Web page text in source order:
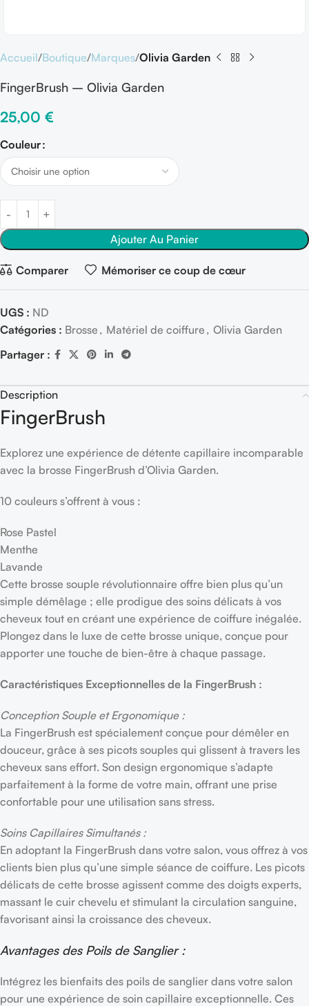
Accueil Boutique Marques Olivia Garden
FingerBrush – Olivia Garden
25,00 €
Couleur
Ajouter Au Panier
Comparer Mémoriser ce coup de cœur
UGS : ND
Catégories : Brosse , Matériel de coiffure , Olivia Garden
Partager :
Description
FingerBrush
Explorez une expérience de détente capillaire incomparable
avec la brosse FingerBrush d’Olivia Garden.
10 couleurs s’offrent à vous :
Rose Pastel
Menthe
Lavande
Cette brosse souple révolutionnaire offre bien plus qu’un
simple démêlage ; elle prodigue des soins délicats à vos
cheveux tout en créant une expérience de coiffure inégalée.
Plongez dans le luxe de cette brosse unique, conçue pour
apporter une touche de bien-être à chaque passage.
Caractéristiques Exceptionnelles de la FingerBrush :
Conception Souple et Ergonomique :
La FingerBrush est spécialement conçue pour démêler en
douceur, grâce à ses picots souples qui glissent à travers les
cheveux sans effort. Son design ergonomique s’adapte
parfaitement à la forme de votre main, offrant une prise
confortable pour une utilisation sans stress.
Soins Capillaires Simultanés :
En adoptant la FingerBrush dans votre salon, vous offrez à vos
clients bien plus qu’une simple séance de coiffure. Les picots
délicats de cette brosse agissent comme des doigts experts,
massant le cuir chevelu et stimulant la circulation sanguine,
favorisant ainsi la croissance des cheveux.
Avantages des Poils de Sanglier :
Intégrez les bienfaits des poils de sanglier dans votre salon
pour une expérience de soin capillaire exceptionnelle. Ces